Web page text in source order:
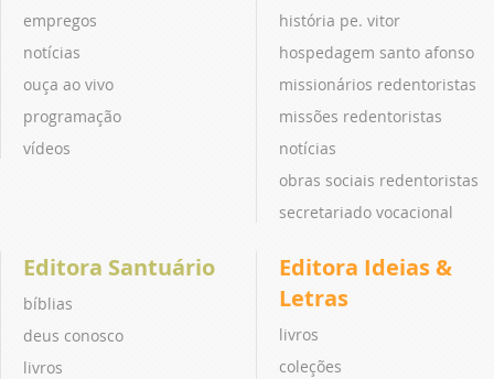
empregos
notícias
ouça ao vivo
programação
vídeos
história pe. vitor
hospedagem santo afonso
missionários redentoristas
missões redentoristas
notícias
obras sociais redentoristas
secretariado vocacional
Editora Santuário
bíblias
deus conosco
livros
Editora Ideias &
Letras
livros
coleções